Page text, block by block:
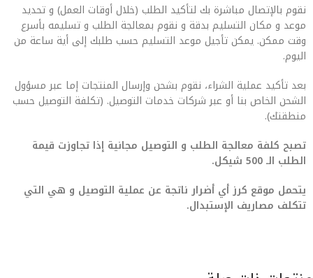
نقوم بالإتصال مباشرة بك لتأكيد الطلب (خلال أوقات العمل) و تحديد
موعد و مكان التسليم بدقة و نقوم بمعالجة الطلب و تسليمه بأسرع
وقت ممكن. يمكن تأجيل موعد التسليم حسب طلبك إلى أية ساعة من
اليوم.
بعد تأكيد عملية الشراء، نقوم بشحن وإرسال المنتجات إما عبر مسؤول
الشحن الخاص بنا أو عبر شركات خدمات التوصيل. (تكلفة التوصيل حسب
منطقتك).
تصبح كلفة معالجة الطلب و التوصيل مجانية إذا تجاوزت قيمة
الطلب الـ 500 شيكل.
يتحمل موقع كرز أي أضرار ناتجة عن عملية التوصيل و هي التي
تتكلف مصاريف الإستبدال.